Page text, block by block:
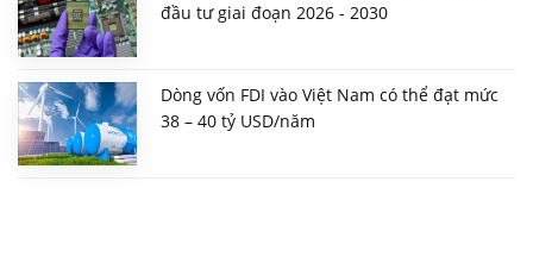
đầu tư giai đoạn 2026 - 2030
Dòng vốn FDI vào Việt Nam có thể đạt mức
38 – 40 tỷ USD/năm